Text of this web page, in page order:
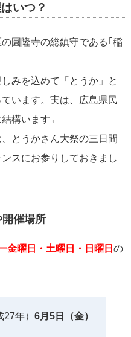
いつ？
圓隆寺の総鎮守である｢稲
みを込めて「とうか」と
います。実は、広島県民
結構います←
とうかさん大祭の三日間
スにお参りしておきまし
開催場所
金曜日・土曜日・日曜日 の
年） 6月5日（金）